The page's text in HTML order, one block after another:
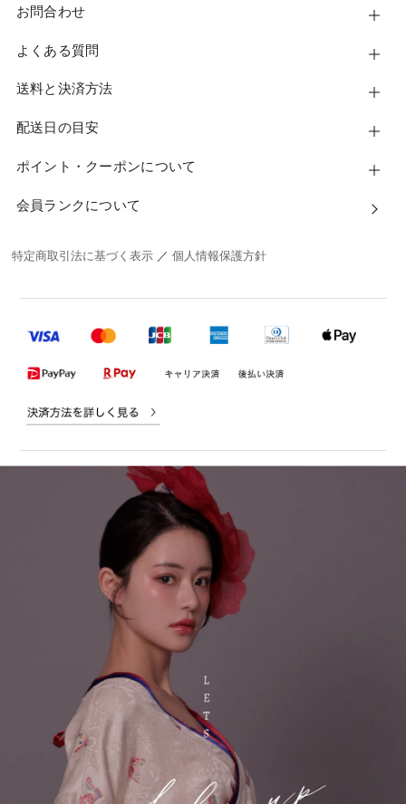
お問合わせ
よくある質問
送料と決済方法
配送日の目安
ポイント・クーポンについて
会員ランクについて
特定商取引法に基づく表示 ／個人情報保護方針